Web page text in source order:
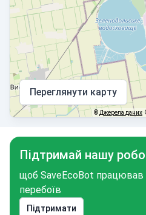
Переглянути карту
© Джерела даних
Підтримай нашу
щоб SaveEcoBot працював
перебоїв
Підтримати